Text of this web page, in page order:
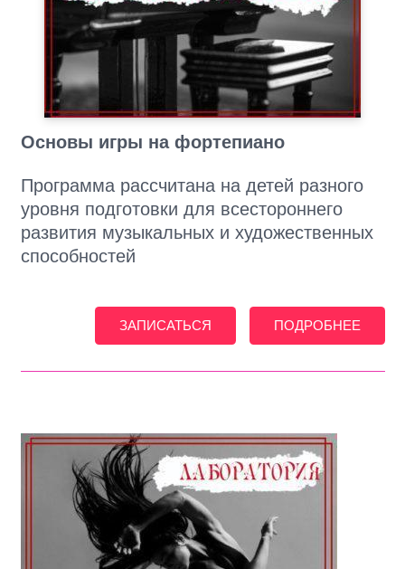
Основы игры на фортепиано
Программа рассчитана на детей разного
уровня подготовки для всестороннего
развития музыкальных и художественных
способностей
ПОДРОБНЕЕ
ЗАПИСАТЬСЯ